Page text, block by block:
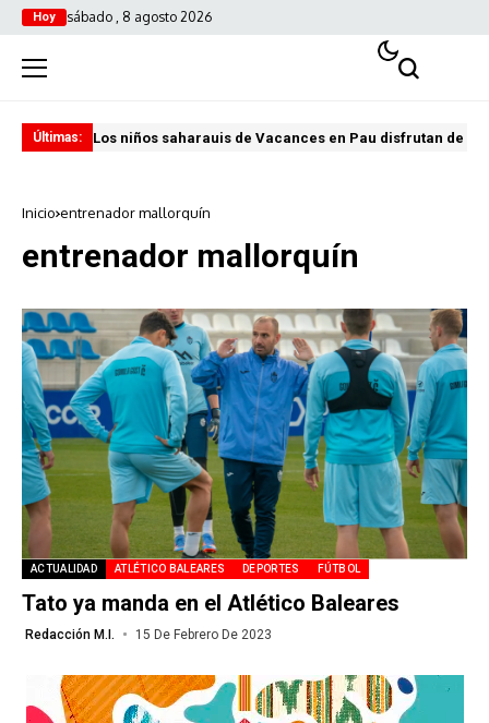
Hoy sábado , 8 agosto 2026
Últimas: Los niños saharauis de Vacances en Pau disfrutan de
Inicio entrenador mallorquín
entrenador mallorquín
ACTUALIDAD ATLÉTICO BALEARES DEPORTES FÚTBOL
Tato ya manda en el Atlético Baleares
Redacción M.I. 15 De Febrero De 2023